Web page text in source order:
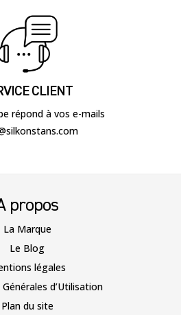
CLIENT
répond à vos e-mails
propos
La Marque
Le Blog
légales
d’Utilisation
Plan du site